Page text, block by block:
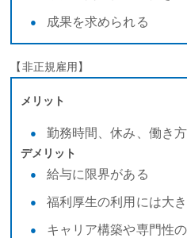
成果を求められる
【非正規雇用】
メリット
勤務時間、休み、働き
デメリット
給与に限界がある
福利厚生の利用には大
キャリア構築や専門性